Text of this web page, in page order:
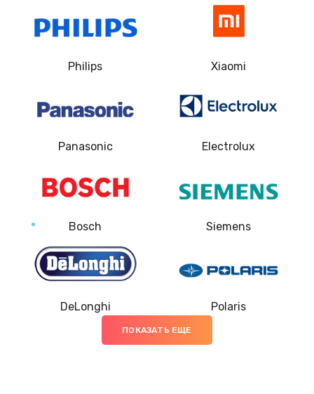
880 руб.
Заказать
3000 руб.
Заказать
Ремонт системной платы
Заказать
800 руб.
Заказать
Замена жерновов
Philips Xiaomi
Panasonic Electrolux
Bosch Siemens
DeLonghi Polaris
ПОКАЗАТЬ ЕЩЕ